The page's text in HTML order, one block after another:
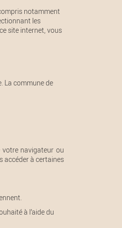
notamment
les
site internet, vous
La commune de
navigateur ou
accéder à certaines
à l’aide du